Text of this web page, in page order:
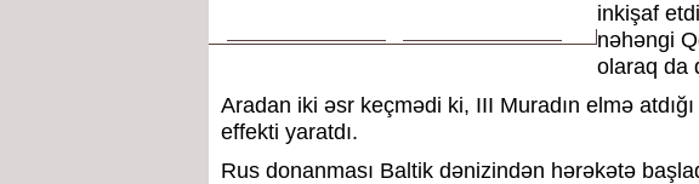
inkişaf
nəhəngi
olaraq da
Aradan iki əsr keçmədi ki, III Muradın elmə
effekti yaratdı.
Rus donanması Baltik dənizindən hərəkətə